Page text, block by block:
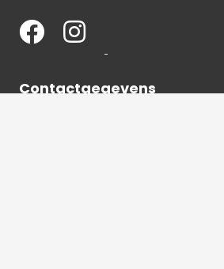
Contactgegevens